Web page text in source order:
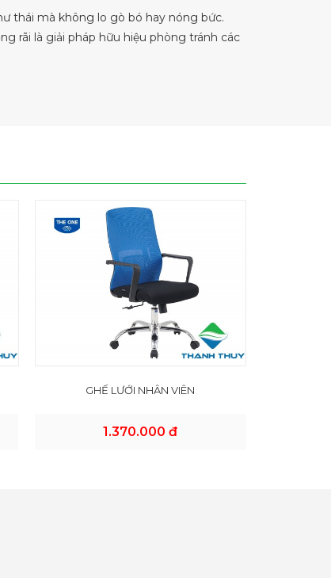
thái mà không lo gò bó hay nóng bức.
rãi là giải pháp hữu hiệu phòng tránh các
GHẾ LƯỚI NHÂN VIÊN
1.370.000 đ